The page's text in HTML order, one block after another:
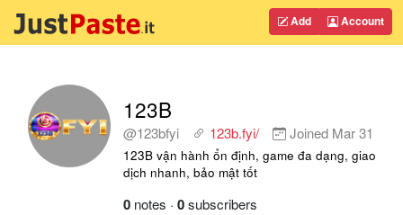
Add Account
123B
@123bfyi 123b.fyi/ Joined Mar 31
123B vận hành ổn định, game đa dạng, giao
dịch nhanh, bảo mật tốt
0 notes · 0subscribers